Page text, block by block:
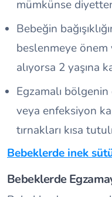
mümkünse
Bebeğin
beslenmeye
alıyorsa 2 yaşına
Egzamalı
veya enfeksiyon
tırnakları kısa
Bebeklerde inek
Bebeklerde